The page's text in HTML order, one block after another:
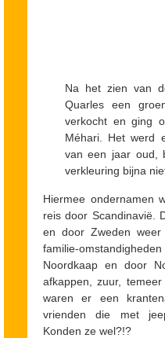
Na het zien van
Quarles een
verkocht en ging
Méhari. Het werd
van een jaar oud,
verkleuring bijna
Hiermee ondernamen
reis door Scandinavië.
en door Zweden
familie-
Noordkaap en door
afkappen, zuur,
waren er een
vrienden die met
Konden ze wel?!?